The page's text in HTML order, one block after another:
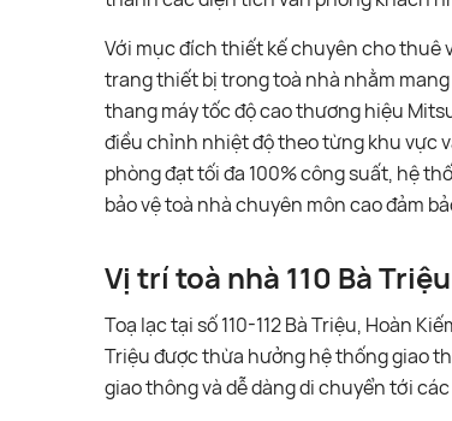
Với mục đích thiết kế chuyên cho thuê
trang thiết bị trong toà nhà nhằm
thang máy tốc độ cao thương hiệu
điều chỉnh nhiệt độ theo từng khu vực
phòng đạt tối đa 100% công suất, hệ
bảo vệ toà nhà chuyên môn cao đảm
Vị trí toà nhà 110 Bà Triệu
Toạ lạc tại số 110-112 Bà Triệu, Hoàn
Triệu được thừa hưởng hệ thống giao
giao thông và dễ dàng di chuyển tới